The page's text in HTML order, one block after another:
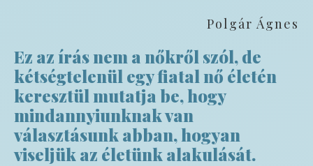
Polgár Ágnes
Ez az írás nem a nőkről szól, de
kétségtelenül egy fiatal nő életén
keresztül mutatja be, hogy
mindannyiunknak van
választásunk abban, hogyan
viseljük az életünk alakulását.